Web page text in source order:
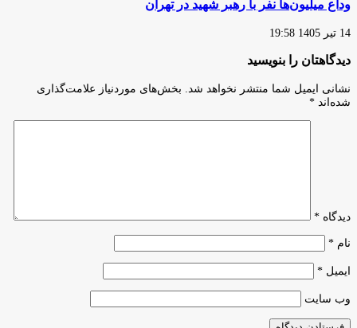
وداع میلیون‌ها نفر با رهبر شهید در تهران
14 تیر 1405 19:58
دیدگاهتان را بنویسید
نشانی ایمیل شما منتشر نخواهد شد.
بخش‌های موردنیاز علامت‌گذاری
شده‌اند *
دیدگاه *
نام *
ایمیل *
وب‌ سایت